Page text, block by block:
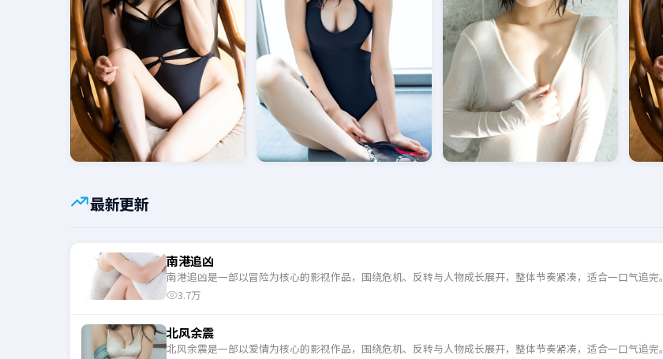
最新更新
南港追凶
南港追凶是一部以冒险为核心的影视作品，围绕危机、反转与人物成长展开，整体节奏紧凑，适合一口气追完。
3.7万
北风余震
北风余震是一部以爱情为核心的影视作品，围绕危机、反转与人物成长展开，整体节奏紧凑，适合一口气追完。